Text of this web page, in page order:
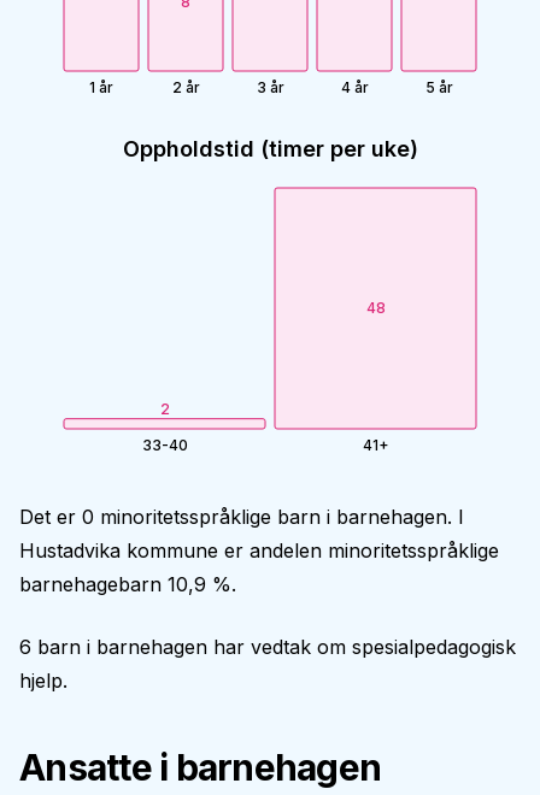
1 år 2 år 3 år 4 år 5 år
Oppholdstid (timer per uke)
2
33-40
48
41+
Det er 0 minoritetsspråklige barn i barnehagen. I
Hustadvika kommune er andelen minoritetsspråklige
barnehagebarn 10,9 %.
6 barn i barnehagen har vedtak om spesialpedagogisk
hjelp.
Ansatte i barnehagen